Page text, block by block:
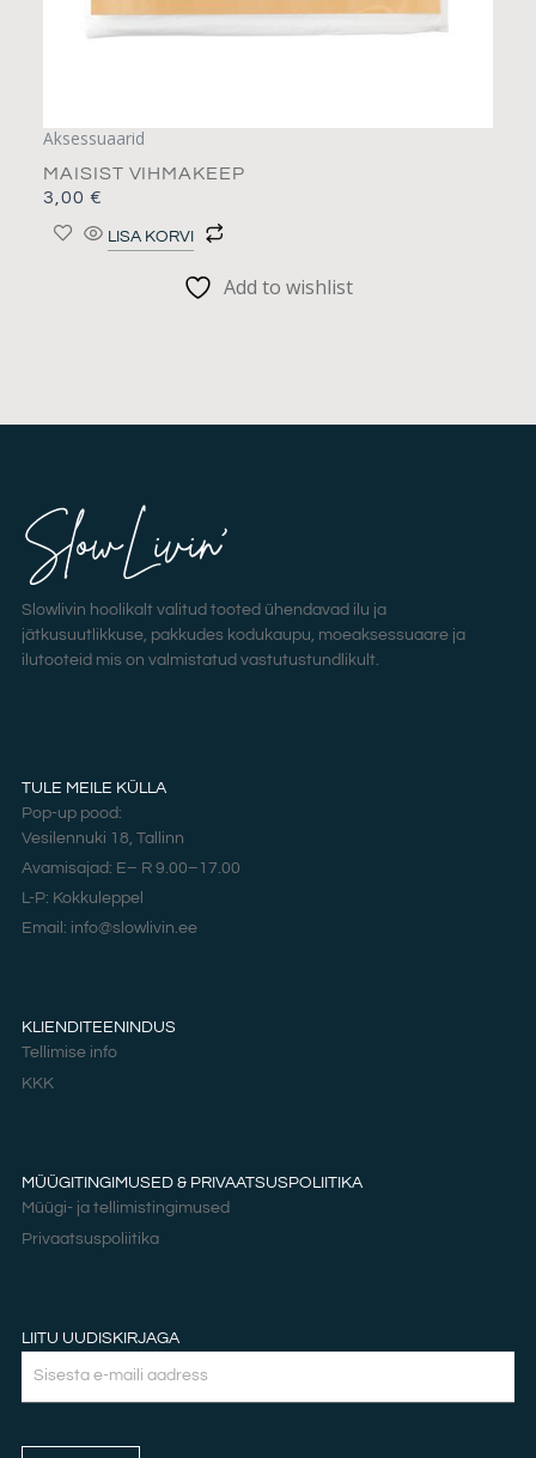
Aksessuaarid
MAISIST VIHMAKEEP
3,00 €
LISA KORVI
Add to wishlist
Slowlivin hoolikalt valitud tooted ühendavad ilu ja
jätkusuutlikkuse, pakkudes kodukaupu, moeaksessuaare ja
ilutooteid mis on valmistatud vastutustundlikult.
TULE MEILE KÜLLA
Pop-up pood:
Vesilennuki 18, Tallinn
Avamisajad: E– R 9.00–17.00
L-P: Kokkuleppel
Email: info@slowlivin.ee
KLIENDITEENINDUS
Tellimise info
KKK
MÜÜGITINGIMUSED & PRIVAATSUSPOLIITIKA
Müügi- ja tellimistingimused
Privaatsuspoliitika
LIITU UUDISKIRJAGA
Email